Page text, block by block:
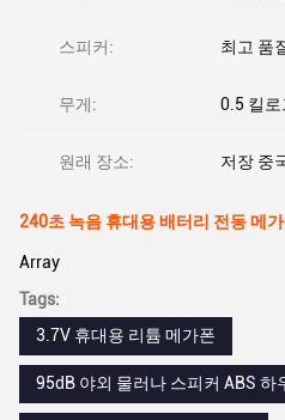
스피커: 최고 품
무게: 0.5 킬로
원래 장소: 저장 중
240초 녹음 휴대용 배터리 전동 메가
Array
Tags:
3.7V 휴대용 리튬 메가폰
95dB 야외 물러나 스피커 ABS 하